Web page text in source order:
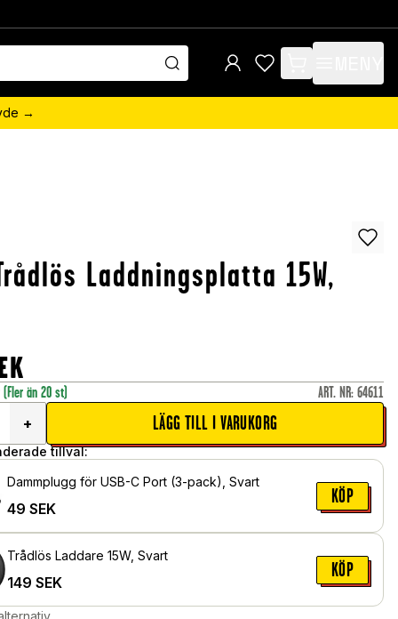
items in cart, view
→
Laddningsplatta 15W,
(Fler än 20 st) ART. NR: 64611
+
LÄGG TILL I VARUKORG
tillval:
Dammplugg för USB-C Port (3-pack), Svart
49 SEK
KÖP
Trådlös Laddare 15W, Svart
149 SEK
KÖP